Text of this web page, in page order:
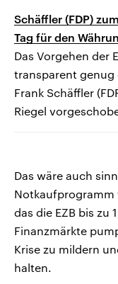
Schäffler (FDP)
Tag für den
Das Vorgehen der
transparent genug
Frank Schäffler
Riegel
Das wäre auch
Notkaufprogramm
das die EZB bis zu
Finanzmärkte
Krise zu mildern
halten.